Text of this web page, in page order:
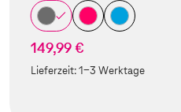
149,99 €
Lieferzeit:1-3 Werktage